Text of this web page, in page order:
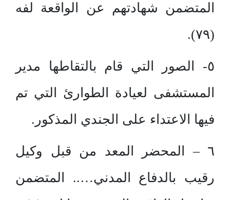
المتضمن شهادتهم عن الواقعة لفه
(٧٩).
٥- الصور التي قام بالتقاطها مدير
المستشفى لعيادة الطوارئ التي تم
فيها الاعتداء على الجندي المذكور.
٦ – المحضر المعد من قبل وكيل
رقيب بالدفاع المدني….. المتضمن